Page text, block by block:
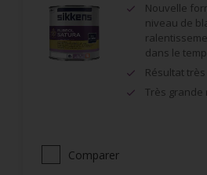
Nouvelle
niveau de
dans le
Résultat
Très grande
Comparer